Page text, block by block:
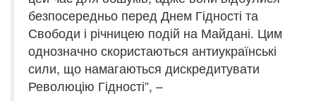
безпосередньо перед Днем Гідності та
Свободи і річницею подій на Майдані. Цим
однозначно скористаються антиукраїнські
сили, що намагаються дискредитувати
Революцію Гідності”, –